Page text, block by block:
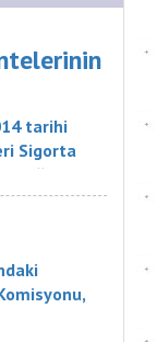
tarihi
Sigorta
Sigorta